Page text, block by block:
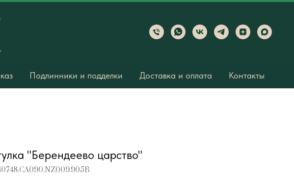
Подлинники и подделки Доставка и оплата Контакты
"Берендеево царство"